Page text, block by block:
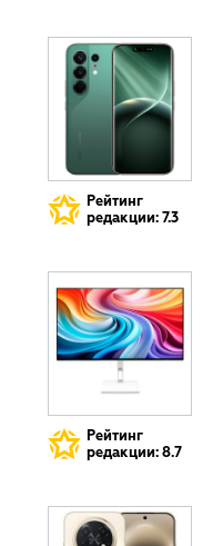
Рейтинг
редакции: 7.3
Рейтинг
редакции: 8.7